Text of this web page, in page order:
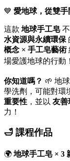
💙 愛地球，從雙手
這款 地球手工皂
水資源與永續環保
概念 × 手工皂藝術
場愛護地球的行動
你知道嗎？ 🌱 地
學洗劑，可能對環
重要性 ，並以 友善
力！
🛁 課程作品
🌍 地球手工皂 × 3